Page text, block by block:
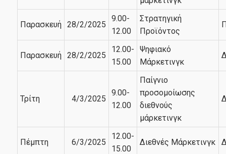
Παρασκευή 28/2/2025
9.00-
12.00
Στρατηγική
Προϊόντος
Παρασκευή 28/2/2025
12.00-
15.00
Ψηφιακό
Μάρκετινγκ
Τρίτη 4/3/2025
9.00-
12.00
Παίγνιο
προσομοίωσης
διεθνούς
μάρκετινγκ
Πέμπτη 6/3/2025
12.00-
15.00
Διεθνές Μάρκετινγκ